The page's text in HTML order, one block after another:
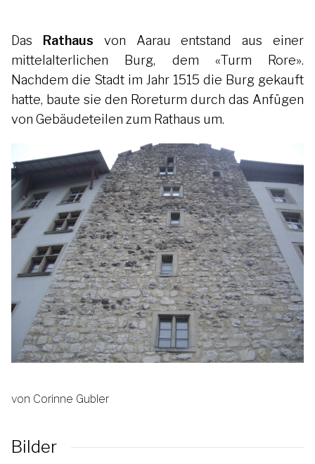
Das Rathaus von Aarau entstand aus einer
mittelalterlichen Burg, dem «Turm Rore».
Nachdem die Stadt im Jahr 1515 die Burg gekauft
hatte, baute sie den Roreturm durch das Anfügen
von Gebäudeteilen zum Rathaus um.
von Corinne Gubler
Bilder